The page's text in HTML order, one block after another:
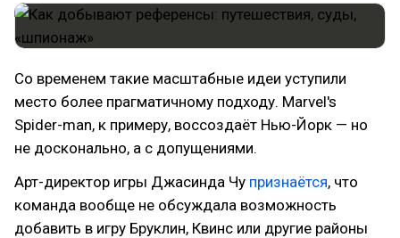
Со временем такие масштабные идеи уступили
место более прагматичному подходу. Marvel's
Spider-man, к примеру, воссоздаёт Нью-Йорк — но
не досконально, а с допущениями.
Арт-директор игры Джасинда Чу признаётся, что
команда вообще не обсуждала возможность
добавить в игру Бруклин, Квинс или другие районы